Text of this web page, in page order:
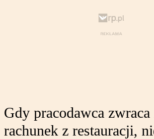
Gdy pracodawca zwraca
rachunek z restauracji,